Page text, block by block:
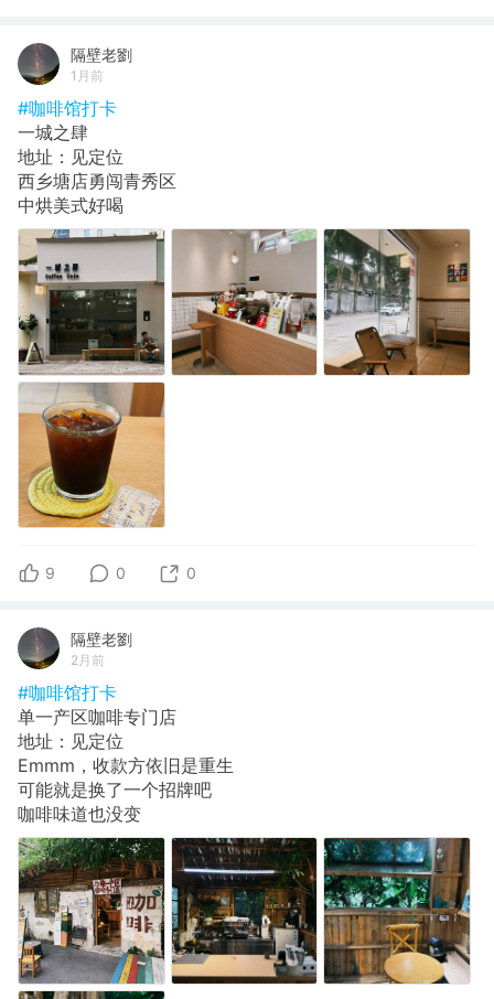
隔壁老劉
1月前
#咖啡馆打卡
一城之肆
地址：见定位
西乡塘店勇闯青秀区
中烘美式好喝
9 0 0
隔壁老劉
2月前
#咖啡馆打卡
单一产区咖啡专门店
地址：见定位
Emmm，收款方依旧是重生
可能就是换了一个招牌吧
咖啡味道也没变